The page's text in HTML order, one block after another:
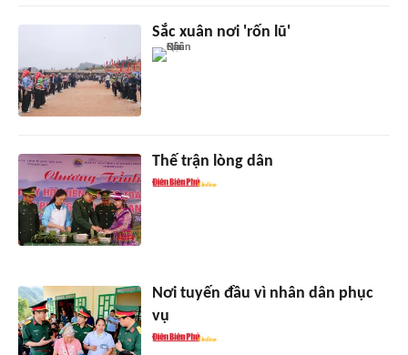
Sắc xuân nơi 'rốn lũ'
Thế trận lòng dân
Nơi tuyến đầu vì nhân dân phục
vụ